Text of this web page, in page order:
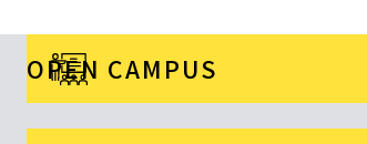
OPEN CAMPUS